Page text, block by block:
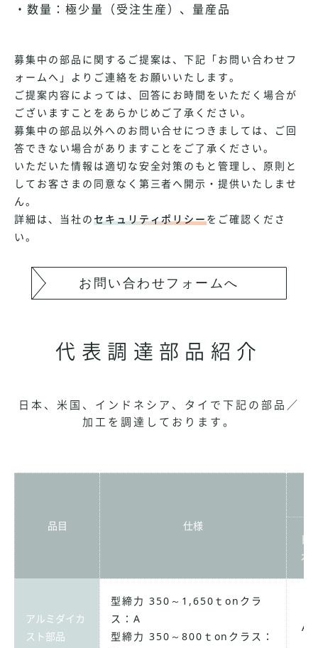
・数量：極少量（受注生産）、量産品
募集中の部品に関するご提案は、下記「お問い合わせフ
ォームへ」よりご連絡をお願いいたします。
ご提案内容によっては、回答にお時間をいただく場合が
ございますことをあらかじめご了承ください。
募集中の部品以外へのお問い合せにつきましては、ご回
答できない場合がありますことをご了承ください。
いただいた情報は適切な安全対策のもと管理し、原則と
してお客さまの同意なく第三者へ開示・提供いたしませ
ん。
詳細は、当社のセキュリティポリシーをご確認くださ
い。
お問い合わせフォームへ
代表調達部品紹介
日本、米国、インドネシア、タイで下記の部品／
加工を調達しております。
品目
仕様
日
本
アルミダイカ
スト部品
型締力 350～1,650ｔonクラ
ス：A
型締力 350～800ｔonクラス：
A